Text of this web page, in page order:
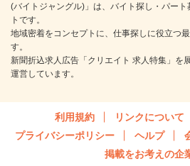
(バイトジャングル)」は、バイト探し・パー
トです。
地域密着をコンセプトに、仕事探しに役立つ
す。
新聞折込求人広告「クリエイト 求人特集」を
運営しています。
利用規約 リンクについて
プライバシーポリシー
ヘルプ
掲載をお考えの企